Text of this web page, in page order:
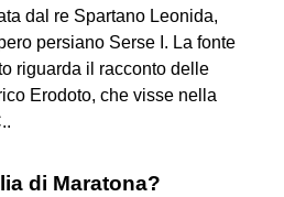
dal re Spartano Leonida,
persiano Serse I. La fonte
riguarda il racconto delle
Erodoto, che visse nella
di Maratona?